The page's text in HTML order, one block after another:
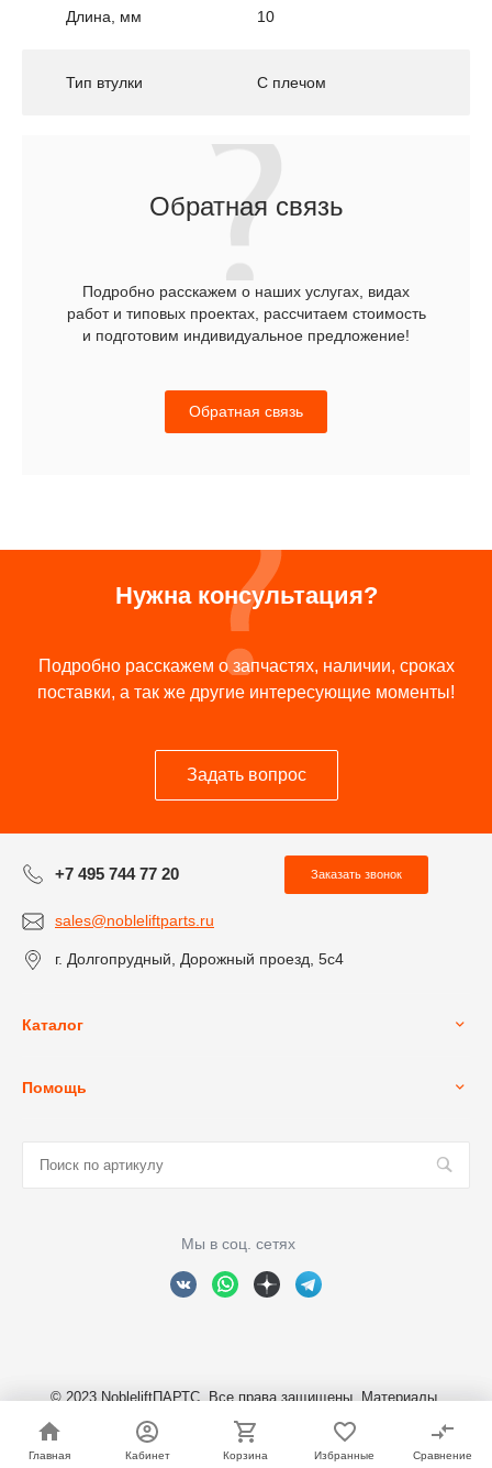
Главная Кабинет Корзина Избранные Сравнение
Главная Кабинет Корзина Избранные Сравнение
Длина, мм 10
Тип втулки С плечом
Обратная связь
Подробно расскажем о наших услугах, видах
работ и типовых проектах, рассчитаем стоимость
и подготовим индивидуальное предложение!
Обратная связь
Нужна консультация?
Подробно расскажем о запчастях, наличии, сроках
поставки, а так же другие интересующие моменты!
Задать вопрос
+7 495 744 77 20 Заказать звонок
sales@nobleliftparts.ru
г. Долгопрудный, Дорожный проезд, 5с4
Каталог
Помощь
Мы в соц. сетях
© 2023 NobleliftПАРТС, Все права защищены. Материалы,
размещенные на сайте являются собственностью ООО
"СКЛАДСКИЕ МАШИНЫ"